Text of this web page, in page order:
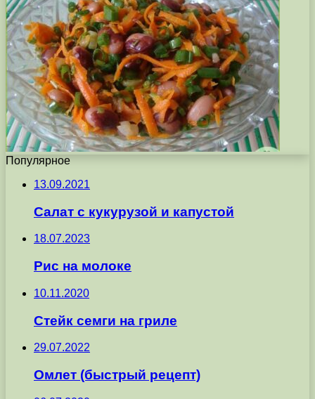
Популярное
13.09.2021
Салат с кукурузой и капустой
18.07.2023
Рис на молоке
10.11.2020
Стейк семги на гриле
29.07.2022
Омлет (быстрый рецепт)